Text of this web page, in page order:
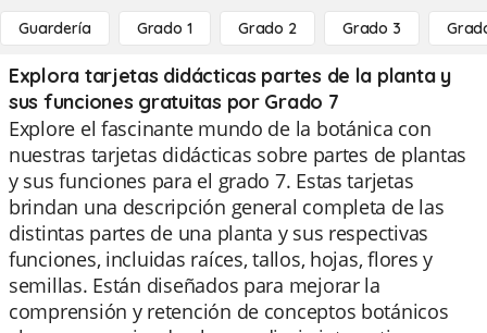
Guardería Grado 1 Grado 2 Grado 3
Explora tarjetas didácticas partes de la planta y
sus funciones gratuitas por Grado 7
Explore el fascinante mundo de la botánica con
nuestras tarjetas didácticas sobre partes de plantas
y sus funciones para el grado 7. Estas tarjetas
brindan una descripción general completa de las
distintas partes de una planta y sus respectivas
funciones, incluidas raíces, tallos, hojas, flores y
semillas. Están diseñados para mejorar la
comprensión y retención de conceptos botánicos